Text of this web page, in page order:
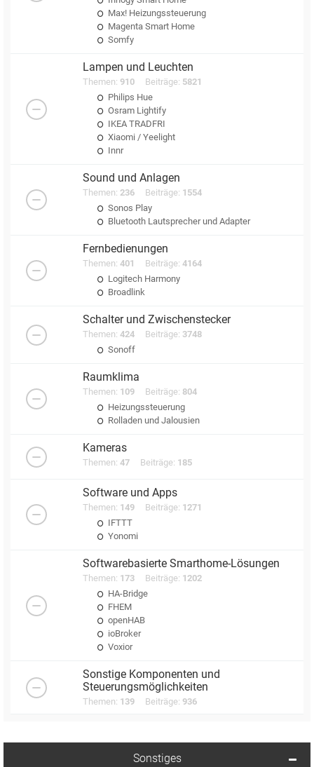
Max! Heizungssteuerung
Magenta Smart Home
Somfy
Lampen und Leuchten
Themen: 910 Beiträge: 5821
Philips Hue
Osram Lightify
IKEA TRADFRI
Xiaomi / Yeelight
Innr
Sound und Anlagen
Themen: 236 Beiträge: 1554
Sonos Play
Bluetooth Lautsprecher und Adapter
Fernbedienungen
Themen: 401 Beiträge: 4164
Logitech Harmony
Broadlink
Schalter und Zwischenstecker
Themen: 424 Beiträge: 3748
Sonoff
Raumklima
Themen: 109 Beiträge: 804
Heizungssteuerung
Rolladen und Jalousien
Kameras
Themen: 47 Beiträge: 185
Software und Apps
Themen: 149 Beiträge: 1271
IFTTT
Yonomi
Softwarebasierte Smarthome-Lösungen
Themen: 173 Beiträge: 1202
HA-Bridge
FHEM
openHAB
ioBroker
Voxior
Sonstige Komponenten und
Steuerungsmöglichkeiten
Themen: 139 Beiträge: 936
Sonstiges